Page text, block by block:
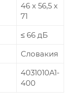
46 х 56,5 х
71
≤ 66 дБ
Словакия
4031010A1-
400